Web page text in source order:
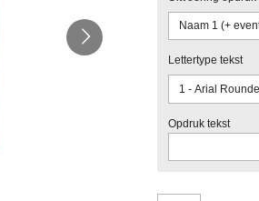
Lettertype tekst
Opdruk tekst